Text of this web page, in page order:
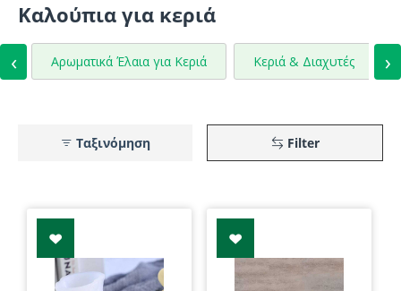
Καλούπια για κεριά
‹ Αρωματικά Έλαια για Κεριά Κεριά & Διαχυτές ›
Filter
Ταξινόμηση